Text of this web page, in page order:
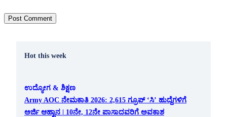
Hot this week
ಉದ್ಯೋಗ & ಶಿಕ್ಷಣ
Army AOC ನೇಮಕಾತಿ 2026: 2,615 ಗ್ರೂಪ್ ‘ಸಿ’ ಹುದ್ದೆಗಳಿಗೆ
ಅರ್ಜಿ ಆಹ್ವಾನ | 10ನೇ, 12ನೇ ಪಾಸಾದವರಿಗೆ ಅವಕಾಶ